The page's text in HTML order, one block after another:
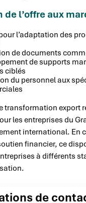
de l’offre aux
l’adaptation des
de documents
de supports
ciblés
du personnel aux
transformation export
les entreprises du
international. En
financier, ce
à différents
de